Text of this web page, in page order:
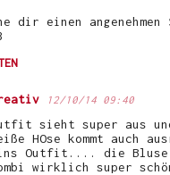
dir einen angenehmen
12/10/14 09:40
sieht super aus
HOse kommt auch
ins Outfit.... die
wirklich super